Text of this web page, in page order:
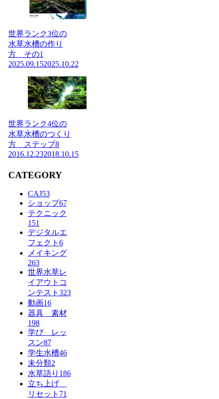
世界ランク3位の
水草水槽の作り
方 その1
2025.09.152025.10.22
世界ランク4位の
水草水槽のつくり
方 ステップ8
2016.12.232018.10.15
CATEGORY
CAJ53
ショップ67
テクニック
151
デジタルエ
フェクト 6
メイキング
263
世界水草レ
イアウトコ
ンテスト 323
動画16
器具 素材
198
学び レッ
スン87
学生水槽46
未分類2
水草語り 186
立ち上げ
リセット 71